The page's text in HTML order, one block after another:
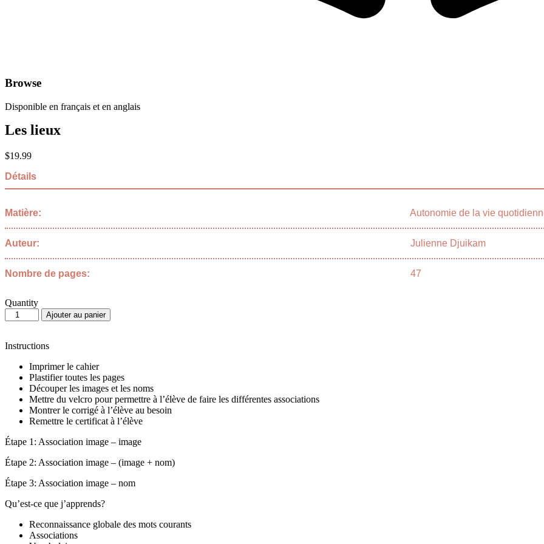
Browse
Disponible en français et en anglais
Les lieux
$19.99
Détails
Matière: Autonomie de la vie
Auteur: Julienne Djuikam
Nombre de pages: 47
Quantity
quantité
de
lieux
Ajouter au panier
Instructions
Imprimer le cahier
Plastifier toutes les pages
Découper les images et les noms
Mettre du velcro pour permettre à l’élève de faire les différentes associations
Montrer le corrigé à l’élève au besoin
Remettre le certificat à l’élève
Étape 1: Association image – image
Étape 2: Association image – (image + nom)
Étape 3: Association image – nom
Qu’est-ce que j’apprends?
Reconnaissance globale des mots courants
Associations